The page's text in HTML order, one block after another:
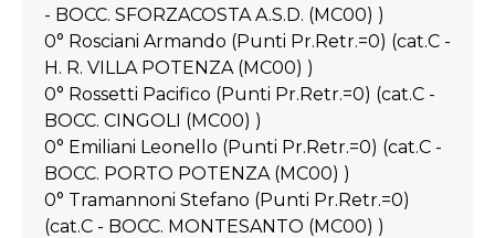
- BOCC. SFORZACOSTA A.S.D. (MC00) )
0° Rosciani Armando (Punti Pr.Retr.=0) (cat.C -
H. R. VILLA POTENZA (MC00) )
0° Rossetti Pacifico (Punti Pr.Retr.=0) (cat.C -
BOCC. CINGOLI (MC00) )
0° Emiliani Leonello (Punti Pr.Retr.=0) (cat.C -
BOCC. PORTO POTENZA (MC00) )
0° Tramannoni Stefano (Punti Pr.Retr.=0)
(cat.C - BOCC. MONTESANTO (MC00) )